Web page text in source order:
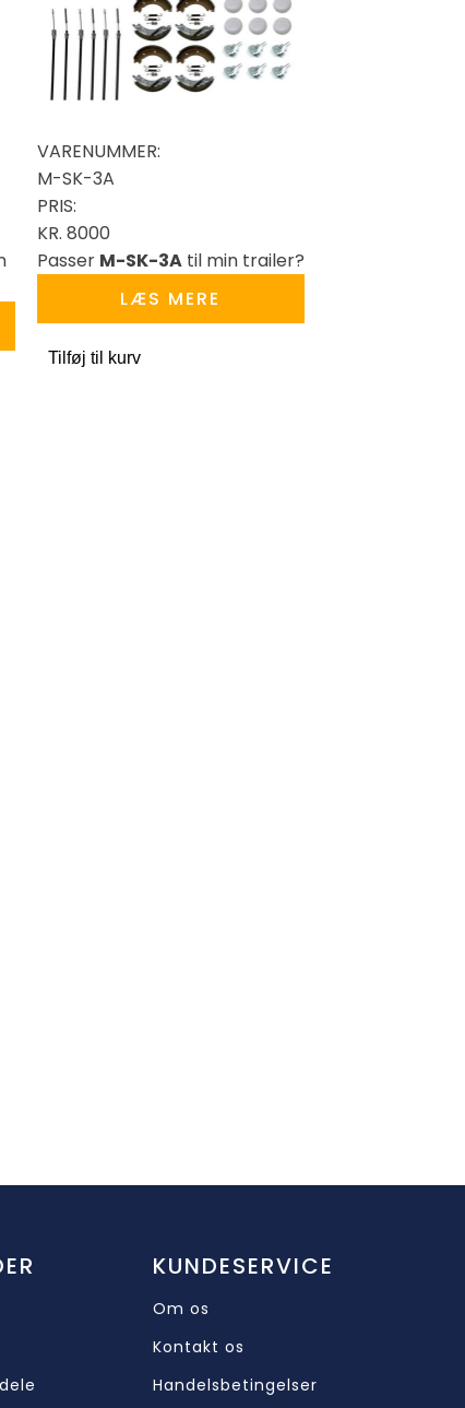
VARENUMMER:
M-SK-3A
PRIS:
KR. 8000
Passer M-SK-3Atil min trailer?
LÆS MERE
Tilføj til kurv
KUNDESERVICE
Om os
Kontakt os
Handelsbetingelser